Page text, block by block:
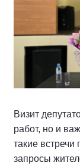
Визит
работ, но и
такие встречи
запросы